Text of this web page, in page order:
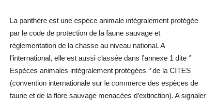
La panthère est une espèce animale intégralement protégée
par le code de protection de la faune sauvage et
réglementation de la chasse au niveau national. A
l’international, elle est aussi classée dans l’annexe 1 dite ‘’
Espèces animales intégralement protégées ‘’ de la CITES
(convention internationale sur le commerce des espèces de
faune et de la flore sauvage menacées d’extinction). A signaler